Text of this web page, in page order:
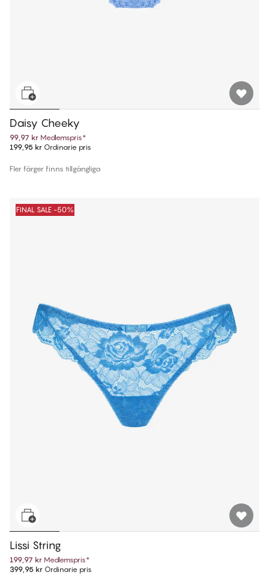
Daisy Cheeky
99,97 kr Medlemspris*
199,95 kr Ordinarie pris
Fler färger finns tillgängliga
FINAL SALE -50%
Lissi String
199,97 kr Medlemspris*
399,95 kr Ordinarie pris